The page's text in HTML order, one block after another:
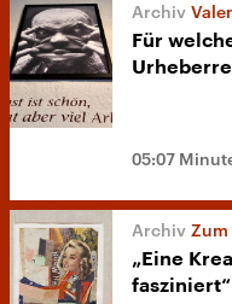
Für
05:07
Zum
„Eine
fasziniert“